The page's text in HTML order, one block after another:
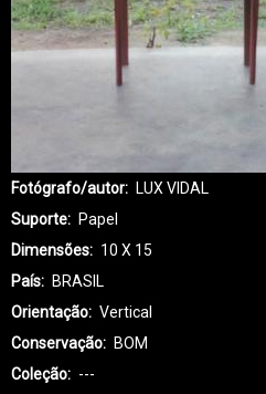
Fotógrafo/autor
LUX VIDAL
Suporte
Papel
Dimensões
10 X 15
País
BRASIL
Orientação
Vertical
Conservação
BOM
Coleção
---